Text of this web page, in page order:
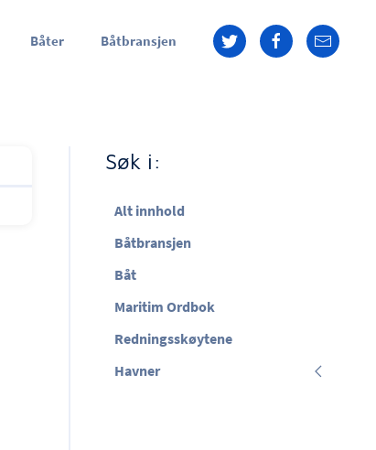
Båter Båtbransjen
Søk i:
Alt innhold
Båtbransjen
Båt
Maritim Ordbok
Redningsskøytene
Havner